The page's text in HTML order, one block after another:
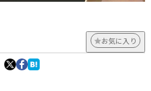
お気に入り